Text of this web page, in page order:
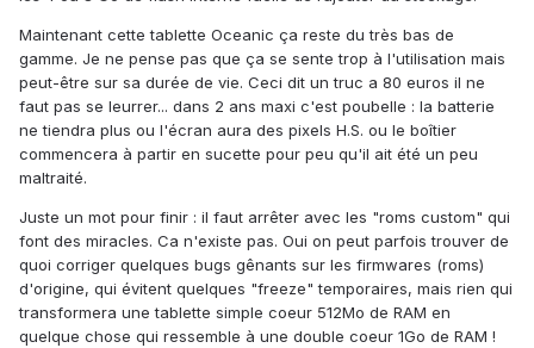
Maintenant cette tablette Oceanic ça reste du très bas de
gamme. Je ne pense pas que ça se sente trop à l'utilisation mais
peut-être sur sa durée de vie. Ceci dit un truc a 80 euros il ne
faut pas se leurrer... dans 2 ans maxi c'est poubelle : la batterie
ne tiendra plus ou l'écran aura des pixels H.S. ou le boîtier
commencera à partir en sucette pour peu qu'il ait été un peu
maltraité.
Juste un mot pour finir : il faut arrêter avec les "roms custom" qui
font des miracles. Ca n'existe pas. Oui on peut parfois trouver de
quoi corriger quelques bugs gênants sur les firmwares (roms)
d'origine, qui évitent quelques "freeze" temporaires, mais rien qui
transformera une tablette simple coeur 512Mo de RAM en
quelque chose qui ressemble à une double coeur 1Go de RAM !